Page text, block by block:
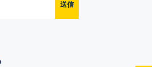
送信